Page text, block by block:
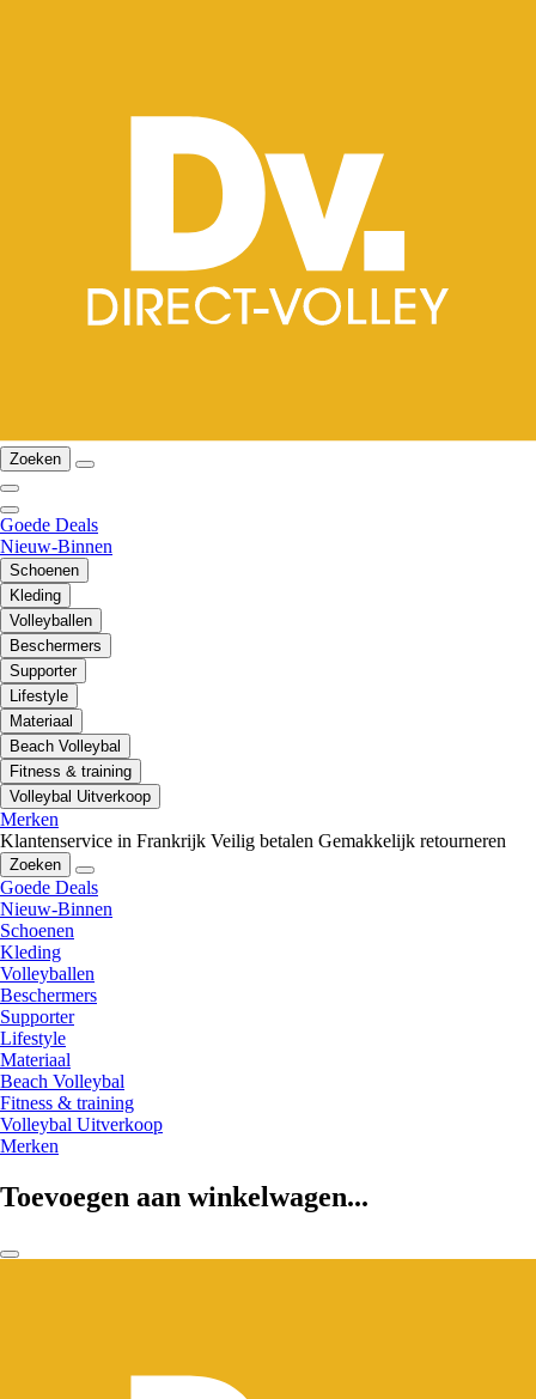
Zoeken
Goede Deals
Nieuw-Binnen
Schoenen
Kleding
Volleyballen
Beschermers
Supporter
Lifestyle
Materiaal
Beach Volleybal
Fitness & training
Volleybal Uitverkoop
Merken
Klantenservice in Frankrijk Veilig betalen Gemakkelijk retourneren
Zoeken
Goede Deals
Nieuw-Binnen
Schoenen
Kleding
Volleyballen
Beschermers
Supporter
Lifestyle
Materiaal
Beach Volleybal
Fitness & training
Volleybal Uitverkoop
Merken
Toevoegen aan winkelwagen...